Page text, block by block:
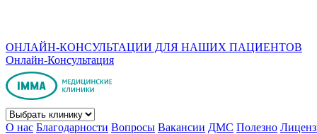
ОНЛАЙН-КОНСУЛЬТАЦИИ ДЛЯ НАШИХ ПАЦИЕНТОВ
Онлайн-Консультация
О нас Благодарности Вопросы Вакансии ДМС Полезно